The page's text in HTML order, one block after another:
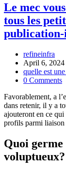
Le mec
tous les
Post
author:
refineinfra
Post
published:
April 6, 2024
Post
category:
quelle est
Post
0 Comments
Favorablement, a
dans retenir, il y a
ajouteront en ce
profils parmi liaison
Quoi germe
voluptueux?